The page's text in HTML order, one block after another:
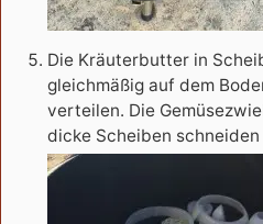
Die Kräuterbutter in
gleichmäßig auf dem
verteilen. Die
dicke Scheiben